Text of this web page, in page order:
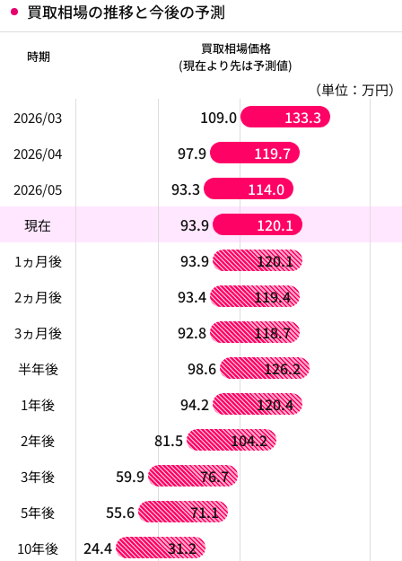
買取相場の推移と今後の予測
時期
買取相場価格
(現在より先は予測値)
（単位：万円）
2026/03
109.0 133.3
2026/04 97.9 119.7
2026/05 93.3 114.0
現在 93.9 120.1
1ヵ月後 93.9 120.1
2ヵ月後 93.4 119.4
3ヵ月後 92.8 118.7
半年後 98.6 126.2
1年後 94.2 120.4
2年後 81.5 104.2
3年後 59.9 76.7
5年後 55.6 71.1
10年後 24.4 31.2